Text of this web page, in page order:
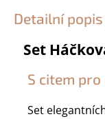
Detailní
Set
S citem
Set